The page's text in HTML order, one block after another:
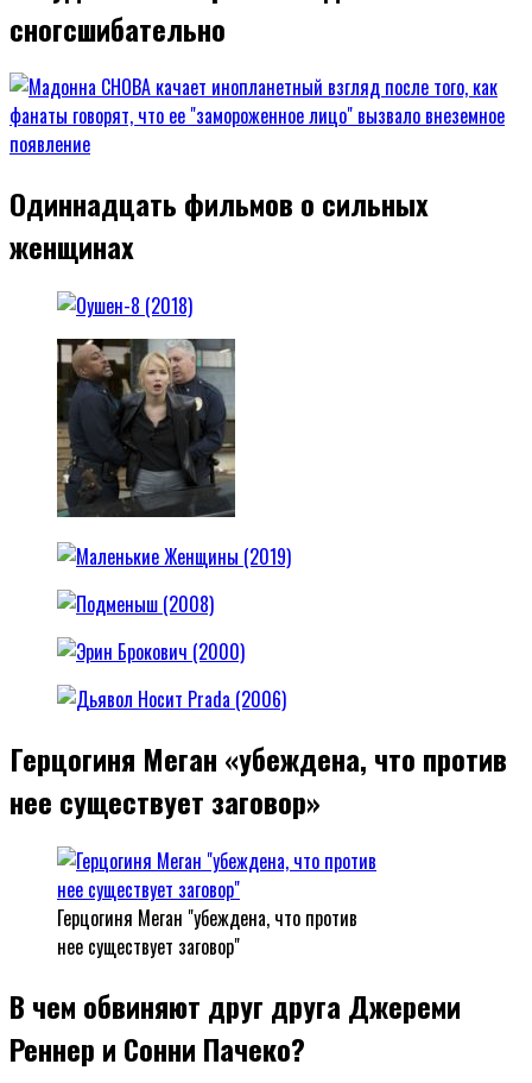
сногсшибательно
Одиннадцать фильмов о сильных
женщинах
Герцогиня Меган «убеждена, что против
нее существует заговор»
Герцогиня Меган "убеждена, что против
нее существует заговор"
В чем обвиняют друг друга Джереми
Реннер и Сонни Пачеко?